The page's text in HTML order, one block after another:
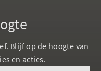
Blijf op de hoogte van
en acties.